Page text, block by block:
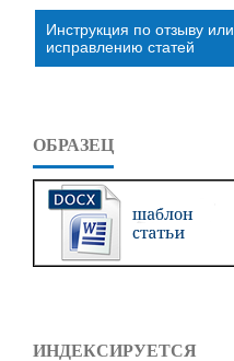
Инструкция по отзыву или
исправлению статей
ОБРАЗЕЦ
ИНДЕКСИРУЕТСЯ